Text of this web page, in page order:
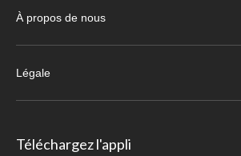
À propos de nous
Légale
Téléchargez l'appli